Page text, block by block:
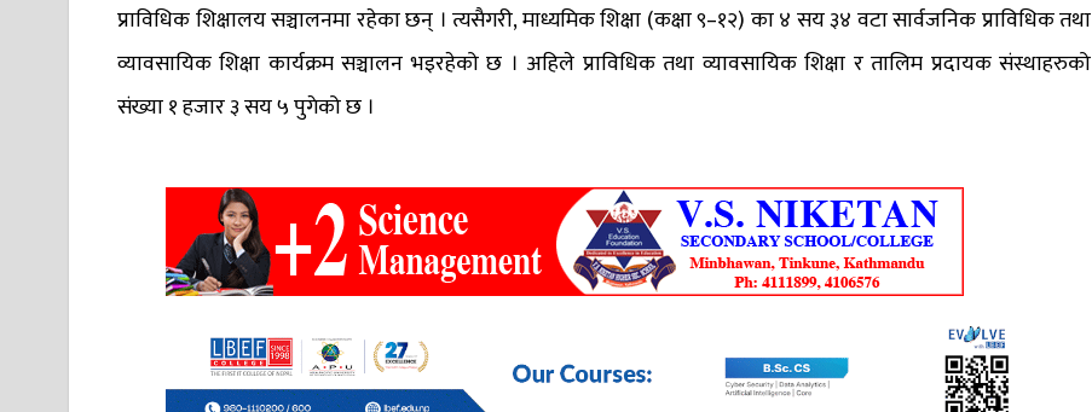
प्राविधिक शिक्षालय सञ्चालनमा रहेका छन् । त्यसैगरी, माध्यमिक शिक्षा (कक्षा ९–१२) का ४ सय ३४ वटा सार्वजनिक प्राविधिक तथा
व्यावसायिक शिक्षा कार्यक्रम सञ्चालन भइरहेको छ । अहिले प्राविधिक तथा व्यावसायिक शिक्षा र तालिम प्रदायक संस्थाहरुको
संख्या १ हजार ३ सय ५ पुगेको छ ।